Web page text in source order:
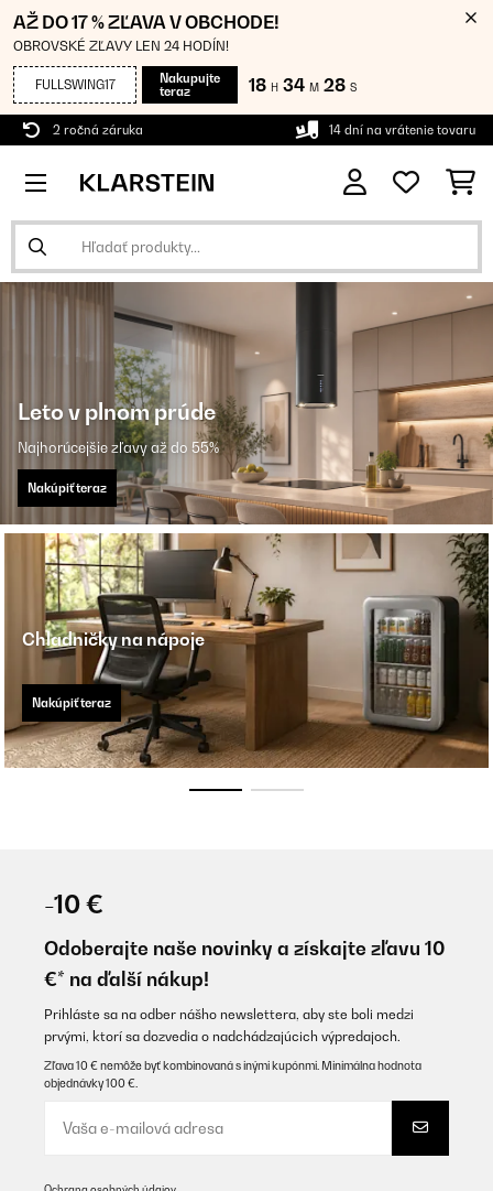
AŽ DO 17 % ZĽAVA V OBCHODE!
OBROVSKÉ ZĽAVY LEN 24 HODÍN!
FULLSWING17
Nakupujte
teraz
18 H 34 M 27 S
2 ročná záruka 14 dní na vrátenie tovaru
Leto v plnom prúde
Najhorúcejšie zľavy až do 55%
Nakúpiť teraz
Chladničky na nápoje
Nakúpiť teraz
-10 €
Odoberajte naše novinky a získajte zľavu 10
€* na ďalší nákup!
Prihláste sa na odber nášho newslettera, aby ste boli medzi
prvými, ktorí sa dozvedia o nadchádzajúcich výpredajoch.
Zľava 10 € nemôže byť kombinovaná s inými kupónmi. Minimálna hodnota
objednávky 100 €.